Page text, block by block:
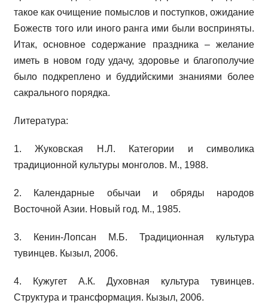
такое как очищение помыслов и поступков, ожидание
Божеств того или иного ранга ими были восприняты.
Итак, основное содержание праздника – желание
иметь в новом году удачу, здоровье и благополучие
было подкреплено и буддийскими знаниями более
сакрального порядка.
Литература:
1. Жуковская Н.Л. Категории и символика
традиционной культуры монголов. М., 1988.
2. Календарные обычаи и обряды народов
Восточной Азии. Новый год. М., 1985.
3. Кенин-Лопсан М.Б. Традиционная культура
тувинцев. Кызыл, 2006.
4. Кужугет А.К. Духовная культура тувинцев.
Структура и трансформация. Кызыл, 2006.